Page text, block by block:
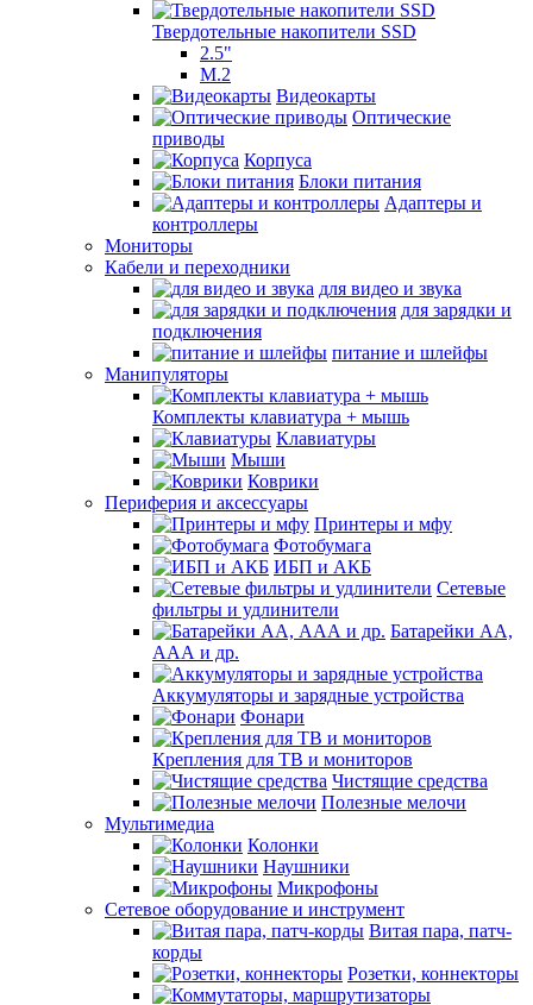
Твердотельные накопители SSD
2.5"
M.2
Видеокарты
Оптические
приводы
Корпуса
Блоки питания
Адаптеры и
контроллеры
Мониторы
Кабели и переходники
для видео и звука
для зарядки и
подключения
питание и шлейфы
Манипуляторы
Комплекты клавиатура + мышь
Клавиатуры
Мыши
Коврики
Периферия и аксессуары
Принтеры и мфу
Фотобумага
ИБП и АКБ
Сетевые
фильтры и удлинители
Батарейки АА,
ААА и др.
Аккумуляторы и зарядные устройства
Фонари
Крепления для ТВ и мониторов
Чистящие средства
Полезные мелочи
Мультимедиа
Колонки
Наушники
Микрофоны
Сетевое оборудование и инструмент
Витая пара, патч-
корды
Розетки, коннекторы